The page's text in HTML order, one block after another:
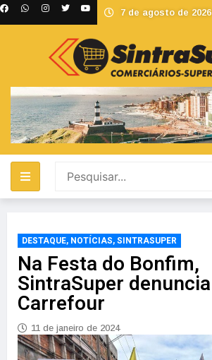
7 de agosto de 2026
DESTAQUE, NOTÍCIAS,SINTRASUPER
Na Festa do Bonfim,
SintraSuper denuncia
Carrefour
11 de janeiro de 2024